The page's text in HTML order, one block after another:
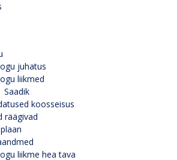
juhatus
liikmed
Saadik
koosseisus
räägivad
liikme hea tava